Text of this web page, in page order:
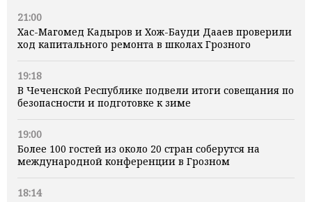
21:00
Хас-Магомед Кадыров и Хож-Бауди Дааев проверили
ход капитального ремонта в школах Грозного
19:18
В Чеченской Республике подвели итоги совещания по
безопасности и подготовке к зиме
19:00
Более 100 гостей из около 20 стран соберутся на
международной конференции в Грозном
18:14